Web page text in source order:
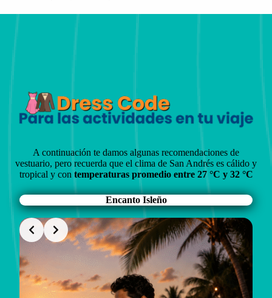
A continuación te damos algunas recomendaciones de
vestuario, pero recuerda que el clima de San Andrés es cálido y
tropical y con temperaturas promedio entre 27 °C y 32 °C
Encanto Isleño
Slide 1 of 2